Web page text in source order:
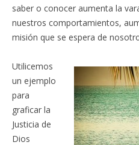
saber o conocer aumenta la
nuestros comportamientos,
misión que se espera de
Utilicemos
un ejemplo
para
graficar la
Justicia de
Dios